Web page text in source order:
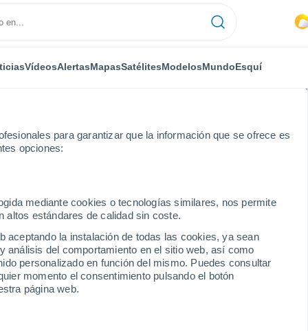
para garantizar que la información que se ofrece es
opciones:
mediante cookies o tecnologías similares, nos permite
altos estándares de calidad sin coste.
aceptando la instalación de todas las cookies, ya sean
análisis del comportamiento en el sitio web, así como
personalizado en función del mismo. Puedes consultar
momento el consentimiento pulsando el botón
página web.
VídeosAlertasMapasSatélitesModelosMundoEsquí
Hoy
7 Ago
Mañana
8 Ago
Domingo
9 Ago